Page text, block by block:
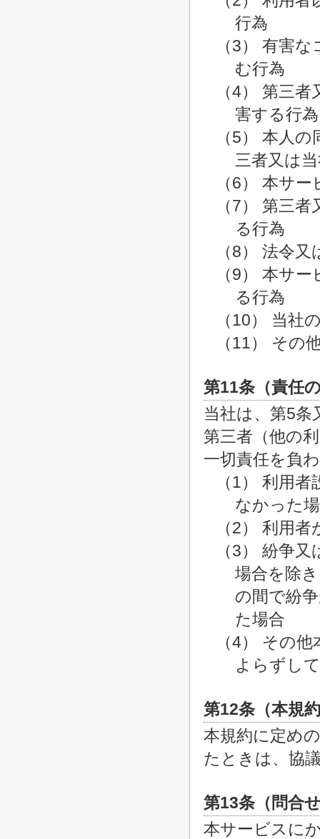
行為
（3） 有害
む行為
（4） 第三
害する行為
（5） 本人
三者又は
（6） 本サ
（7） 第三
る行為
（8） 法令
（9） 本サ
る行為
（10） 当社
（11） その
第11条（責任
当社は、第5条
第三者（他の
一切責任を負
（1） 利用
なかった
（2） 利用
（3） 紛争
場合を除
の間で紛
た場合
（4） その
よらずし
第12条（本規
本規約に定め
たときは、協
第13条（問合
本サービスに